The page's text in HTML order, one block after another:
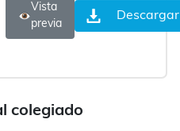
colegiado
Vista
previa
Descargar